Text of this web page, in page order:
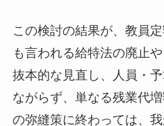
この検討の結果が、教員
も言われる給特法の廃止
抜本的な見直し、人員・
ながらず、単なる残業代
の弥縫策に終わっては、